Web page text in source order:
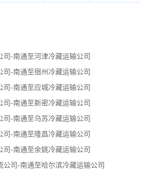
司-南通至河津冷藏运输公司
司-南通至宿州冷藏运输公司
司-南通至应城冷藏运输公司
司-南通至新密冷藏运输公司
司-南通至乌苏冷藏运输公司
司-南通至隆昌冷藏运输公司
司-南通至余姚冷藏运输公司
公司-南通至哈尔滨冷藏运输公司